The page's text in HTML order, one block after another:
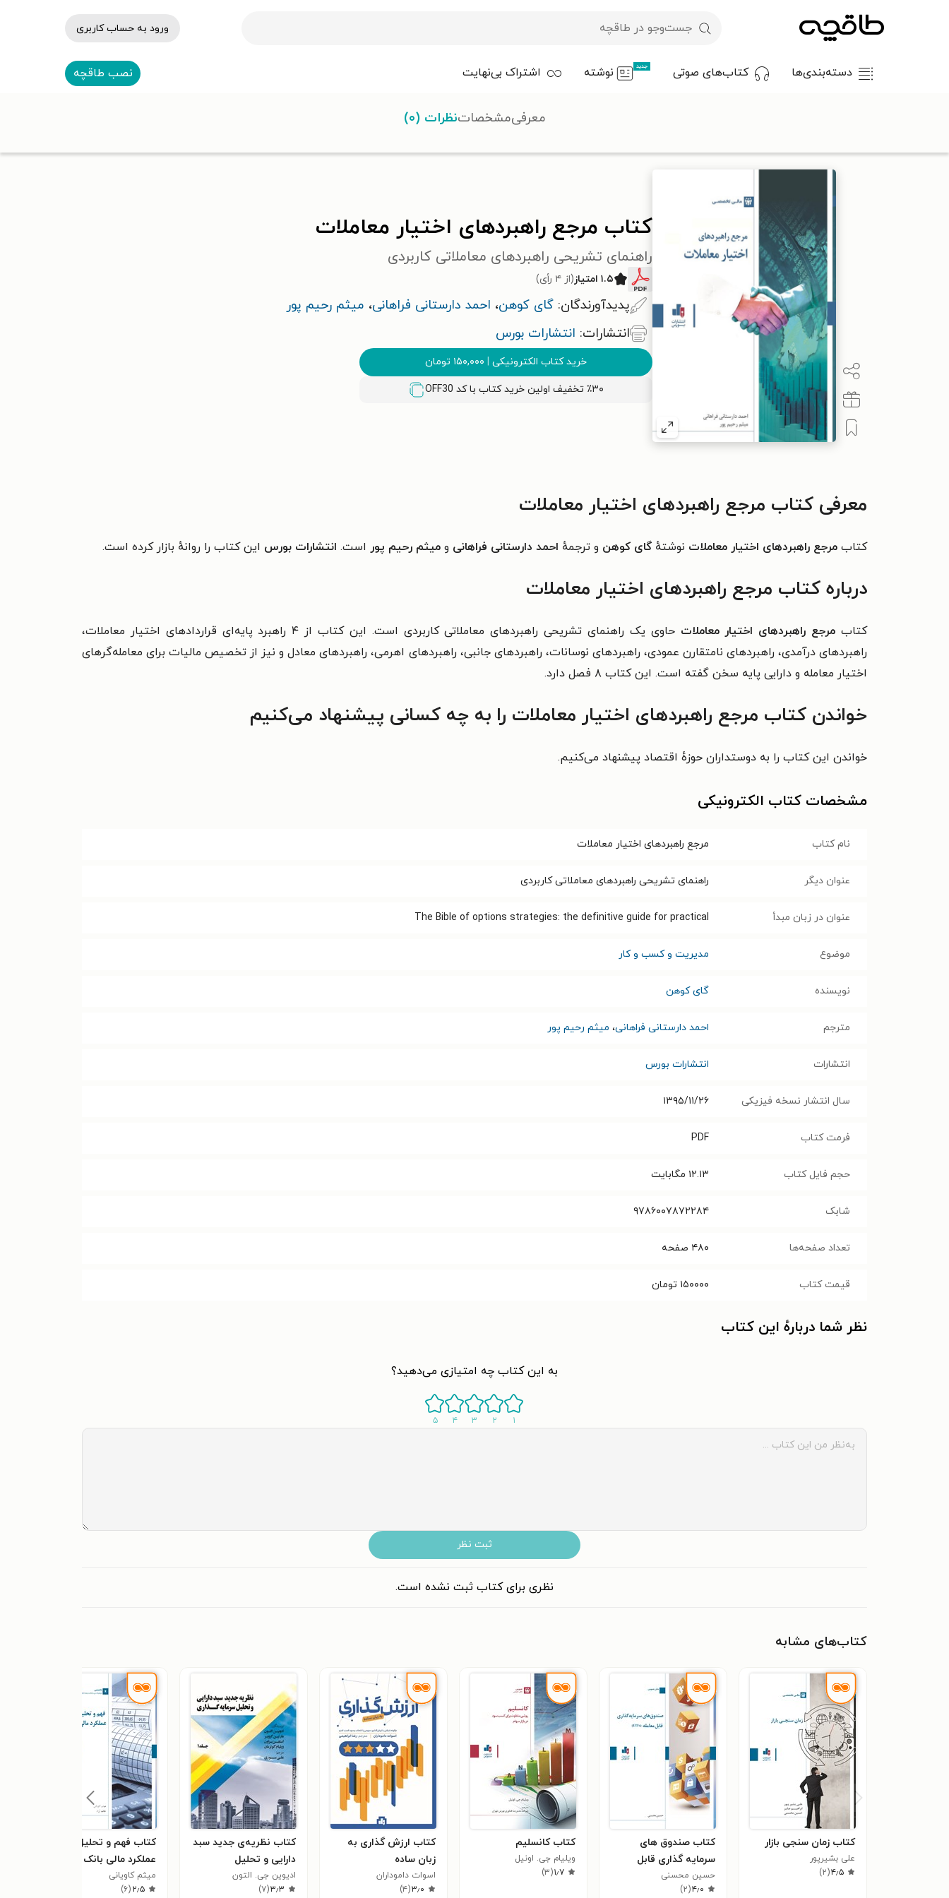
ورود به حساب کاربری
دسته‌بندی‌ها کتاب‌های صوتی جدید نوشته اشتراک بی‌نهایت نصب طاقچه
کتاب مرجع راهبردهای اختیار معاملات
راهنمای تشریحی راهبردهای معاملاتی کاربردی
۱.۵ امتیاز (از ۴ رأی)
پدیدآورندگان: گای کوهن، احمد دارستانی فراهانی، میثم رحیم پور
انتشارات: انتشارات بورس
خرید کتاب الکترونیکی | ۱۵۰,۰۰۰ تومان
٪۳۰ تخفیف اولین خرید کتاب با کد OFF30
معرفیمشخصاتنظرات (۰)
معرفی کتاب مرجع راهبردهای اختیار معاملات
کتاب مرجع راهبردهای اختیار معاملات نوشتهٔ گای کوهن و ترجمهٔ احمد دارستانی فراهانی و میثم رحیم پور است. انتشارات بورس این کتاب را روانهٔ بازار کرده است.
درباره کتاب مرجع راهبردهای اختیار معاملات
کتاب مرجع راهبردهای اختیار معاملات
حاوی یک راهنمای تشریحی راهبردهای معاملاتی کاربردی است. این کتاب از ۴ راهبرد پایه‌ای قراردادهای اختیار معاملات،
راهبردهای درآمدی، راهبردهای نامتقارن عمودی، راهبردهای نوسانات، راهبردهای جانبی، راهبردهای اهرمی، راهبردهای معادل و نیز از تخصیص مالیات برای معامله‌گرهای
اختیار معامله و دارایی پایه سخن گفته است. این کتاب ۸ فصل دارد.
خواندن کتاب مرجع راهبردهای اختیار معاملات را به چه کسانی پیشنهاد می‌کنیم
خواندن این کتاب را به دوستداران حوزهٔ اقتصاد پیشنهاد می‌کنیم.
مشخصات کتاب الکترونیکی
نام کتاب مرجع راهبردهای اختیار معاملات
عنوان دیگر راهنمای تشریحی راهبردهای معاملاتی کاربردی
عنوان در زبان مبدأ The Bible of options strategies: the definitive guide for practical
موضوع مدیریت و کسب و کار
نویسنده گای کوهن
مترجم احمد دارستانی فراهانی، میثم رحیم پور
انتشارات انتشارات بورس
سال انتشار نسخه فیزیکی ۱۳۹۵/۱۱/۲۶
فرمت کتاب PDF
حجم فایل کتاب ۱۲.۱۳ مگابایت
شابک ۹۷۸۶۰۰۷۸۷۲۲۸۴
تعداد صفحه‌ها ۴۸۰ صفحه
قیمت کتاب ۱۵۰۰۰۰ تومان
نظر شما دربارهٔ این کتاب
به این کتاب چه امتیازی می‌دهید؟
۱ ۲ ۳ ۴ ۵
ثبت نظر
نظری برای کتاب ثبت نشده است.
کتاب‌های مشابه
کتاب زمان سنجی بازار
علی بشیرپور
۴٫۵(۲)
کتاب صندوق های
سرمایه گذاری قابل
معامله (ETFs)
حسین محسنی
۴٫۰(۲)
کتاب کانسلیم
ویلیام جی. اونیل
۱٫۷(۳)
کتاب ارزش گذاری به
زبان ساده
اسوات داموداران
۳٫۰(۴)
کتاب نظریه‌ی جدید سبد
دارایی و تحلیل
سرمایه‌گذاری (جلد ۱)
ادیوین جی. التون
۳٫۳(۷)
کتاب فهم و تحلیل
عملکرد مالی بانک ها
میثم کاویانی
۲٫۵(۶)